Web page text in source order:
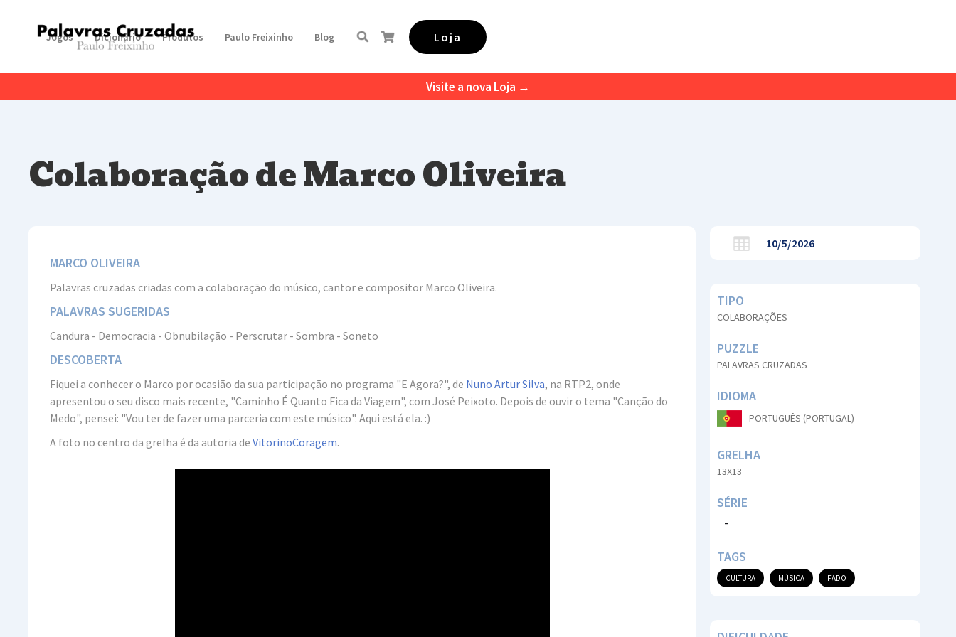
Jogos Dicionário Produtos Paulo Freixinho Blog Loja
Visite a nova Loja →
Colaboração de Marco Oliveira
MARCO OLIVEIRA
Palavras cruzadas criadas com a colaboração do músico, cantor e compositor Marco Oliveira.
PALAVRAS SUGERIDAS
Candura - Democracia - Obnubilação - Perscrutar - Sombra - Soneto
DESCOBERTA
Fiquei a conhecer o Marco por ocasião da sua participação no programa "E Agora?", de Nuno Artur Silva, na RTP2, onde
apresentou o seu disco mais recente, "Caminho É Quanto Fica da Viagem", com José Peixoto. Depois de ouvir o tema "Canção do
Medo", pensei: "Vou ter de fazer uma parceria com este músico". Aqui está ela. :)
A foto no centro da grelha é da autoria de VitorinoCoragem.
10/5/2026
TIPO
COLABORAÇÕES
PUZZLE
PALAVRAS CRUZADAS
IDIOMA
PORTUGUÊS (PORTUGAL)
GRELHA
13X13
SÉRIE
-
TAGS
CULTURA MÚSICA FADO